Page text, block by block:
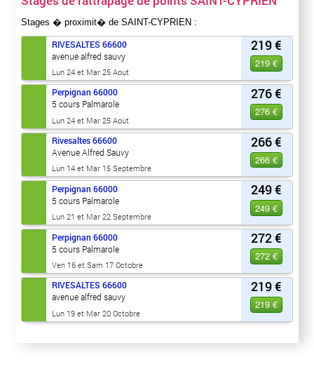
Stages � proximit� de SAINT-CYPRIEN :
219 €
219 €
RIVESALTES 66600
avenue alfred sauvy
Lun 24 et Mar 25 Aout
276 €
276 €
Perpignan 66000
5 cours Palmarole
Lun 24 et Mar 25 Aout
266 €
266 €
Rivesaltes 66600
Avenue Alfred Sauvy
Lun 14 et Mar 15 Septembre
249 €
249 €
Perpignan 66000
5 cours Palmarole
Lun 21 et Mar 22 Septembre
272 €
272 €
Perpignan 66000
5 cours Palmarole
Ven 16 et Sam 17 Octobre
219 €
219 €
RIVESALTES 66600
avenue alfred sauvy
Lun 19 et Mar 20 Octobre